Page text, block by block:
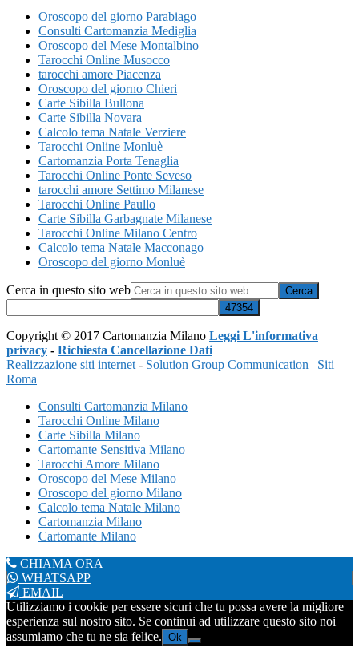
Oroscopo del giorno Parabiago
Consulti Cartomanzia Mediglia
Oroscopo del Mese Montalbino
Tarocchi Online Musocco
tarocchi amore Piacenza
Oroscopo del giorno Chieri
Carte Sibilla Bullona
Carte Sibilla Novara
Calcolo tema Natale Verziere
Tarocchi Online Monluè
Cartomanzia Porta Tenaglia
Tarocchi Online Ponte Seveso
tarocchi amore Settimo Milanese
Tarocchi Online Paullo
Carte Sibilla Garbagnate Milanese
Tarocchi Online Milano C​entro​
Calcolo tema Natale Macconago
Oroscopo del giorno Monluè
Cerca in questo sito web
Copyright © 2017 Cartomanzia Milano Leggi L'informativa
privacy - Richiesta Cancellazione Dati
Realizzazione siti internet - Solution Group Communication | Siti
Roma
Consulti Cartomanzia Milano
Tarocchi Online Milano
Carte Sibilla Milano
Cartomante Sensitiva Milano
Tarocchi Amore Milano
Oroscopo del Mese Milano
Oroscopo del giorno Milano
Calcolo tema Natale Milano
Cartomanzia Milano
Cartomante Milano
CHIAMA ORA
WHATSAPP
EMAIL
Utilizziamo i cookie per essere sicuri che tu possa avere la migliore
esperienza sul nostro sito. Se continui ad utilizzare questo sito noi
assumiamo che tu ne sia felice. Ok